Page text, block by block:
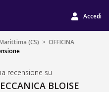
Accedi
(CS) > OFFICINA
recensione su
BLOISE